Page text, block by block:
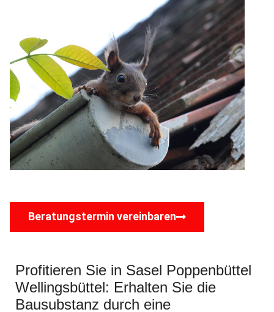
Beratungstermin vereinbaren
Profitieren Sie in Sasel Poppenbüttel
Wellingsbüttel: Erhalten Sie die
Bausubstanz durch eine